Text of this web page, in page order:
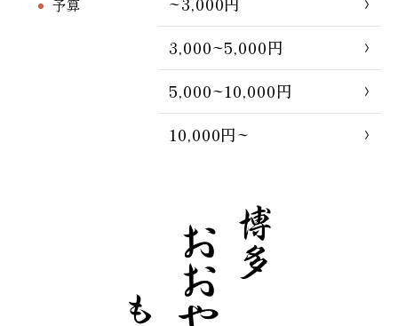
予算
3,000~5,000円
5,000~10,000円
10,000円~